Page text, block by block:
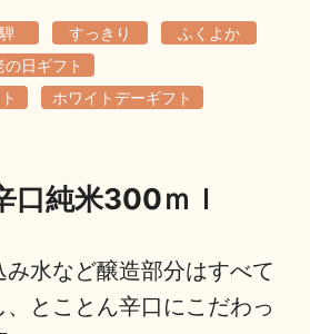
すっきり
ふくよか
の日ギフト
ホワイトデーギフト
口純米300ｍｌ
水など醸造部分はすべて
とことん辛口にこだわっ